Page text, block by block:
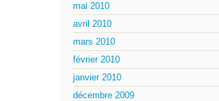
mai 2010
avril 2010
mars 2010
février 2010
janvier 2010
décembre 2009